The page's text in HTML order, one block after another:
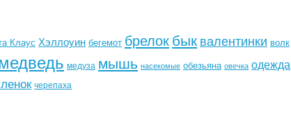
Клаус Хэллоуин бегемот брелокбыквалентинки волк
медуза мышь насекомые обезьяна овечка одежда
черепаха